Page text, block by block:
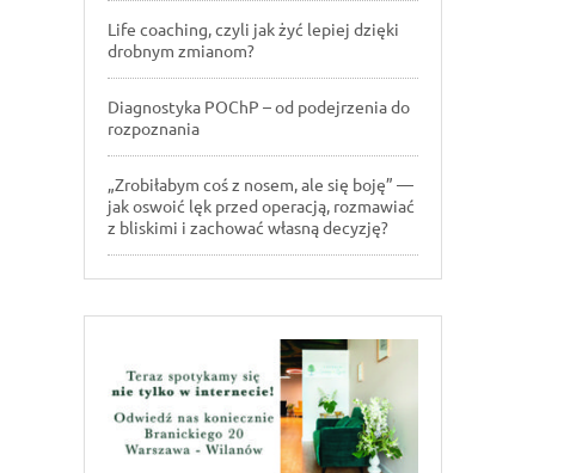
Life coaching, czyli jak żyć lepiej dzięki
drobnym zmianom?
Diagnostyka POChP – od podejrzenia do
rozpoznania
„Zrobiłabym coś z nosem, ale się boję” —
jak oswoić lęk przed operacją, rozmawiać
z bliskimi i zachować własną decyzję?